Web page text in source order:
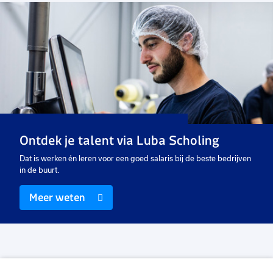
Voeg
toe
aan
favorieten
Operator
32 tot 40 uur
Uitzicht op vast
Ontdek je talent via Luba Scholing
Dat is werken én leren voor een goed salaris bij de beste bedrijven
in de buurt.
Meer weten